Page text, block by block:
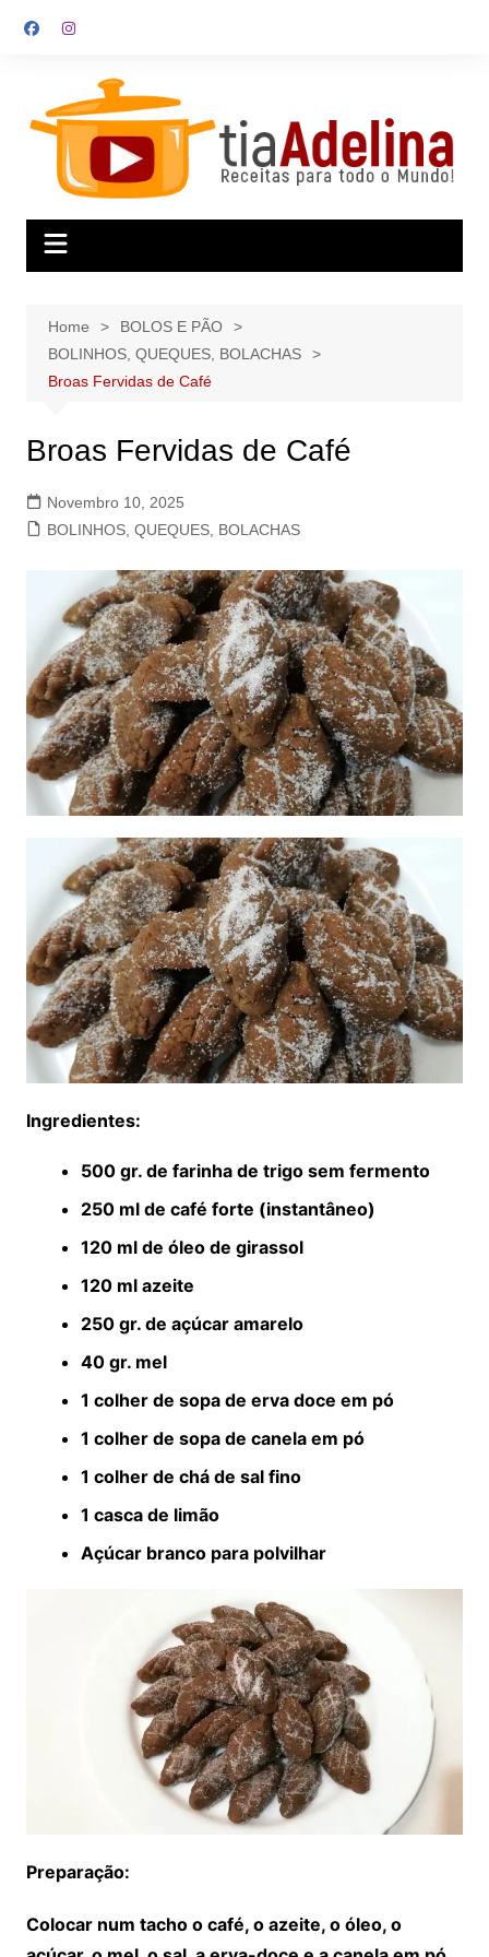
Home
BOLOS E PÃO
BOLINHOS, QUEQUES, BOLACHAS
Broas Fervidas de Café
Broas Fervidas de Café
Novembro 10, 2025
BOLINHOS, QUEQUES, BOLACHAS
Ingredientes:
500 gr. de farinha de trigo sem fermento
250 ml de café forte (instantâneo)
120 ml de óleo de girassol
120 ml azeite
250 gr. de açúcar amarelo
40 gr. mel
1 colher de sopa de erva doce em pó
1 colher de sopa de canela em pó
1 colher de chá de sal fino
1 casca de limão
Açúcar branco para polvilhar
Preparação:
Colocar num tacho o café, o azeite, o óleo, o